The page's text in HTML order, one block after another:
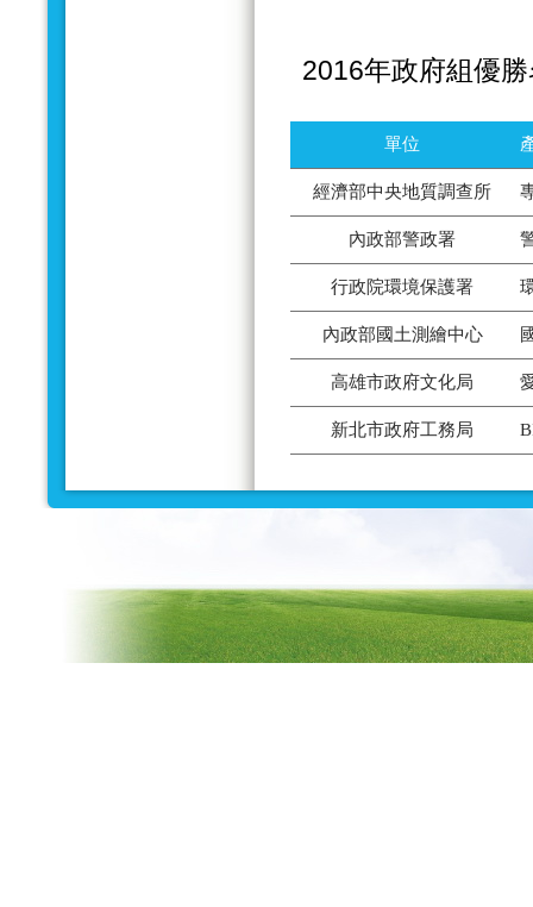
2016年政府組優
單位
經濟部中央地質調查所
內政部警政署
行政院環境保護署
內政部國土測繪中心
高雄市政府文化局
新北市政府工務局